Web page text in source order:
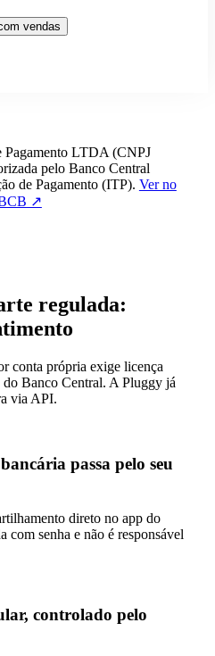
vendas
Pagamento LTDA (CNPJ
pelo Banco Central
de Pagamento (ITP). Ver no
BCB ↗
regulada:
conta própria exige licença
Banco Central. A Pluggy já
via API.
passa pelo seu
direto no app do
com senha e não é responsável
controlado pelo